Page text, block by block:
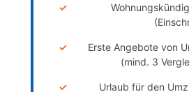
Erste Angebote von
(mind. 3
Urlaub für den